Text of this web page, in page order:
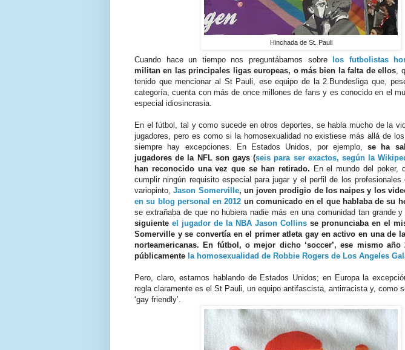
Hinchada de St. Pauli
Cuando hace un tiempo nos preguntábamos sobre los futbolistas
militan en las principales ligas europeas, o más bien la falta de ellos ,
tenido que mencionar al St Pauli, ese equipo de la 2.Bundesliga que,
categoría, cuenta con más de once millones de fans y es conocido en el
especial idiosincrasia.
En el fútbol, tal y como sucede en otros deportes, se habla mucho de la
jugadores, pero es como si la homosexualidad no existiese más allá de
siempre hay excepciones. En Estados Unidos, por ejemplo, se ha
jugadores de la NFL son gays (seis para ser exactos, según la
han reconocido una vez que se han retirado. En el mundo del poker,
cumplir ningún requisito especial para jugar y el perfil de los
variopinto,Jason Somerville, un joven prodigio de los naipes y los
en su blog personal en 2012 un comunicado en el que hablaba de su
se extrañaba de que no hubiera nadie más en una comunidad tan grande
siguiente el jugador de la NBA Jason Collins se pronunciaba en el
Somerville y se convertía en el primer atleta gay en activo en una de
norteamericanas. En fútbol, o mejor dicho ‘soccer’, ese mismo año
públicamente la homosexualidad de Robbie Rogers de Los Angeles
Pero, claro, estamos hablando de Estados Unidos; en Europa la
regla claramente es el St Pauli, un equipo antifascista, antirracista y, como
‘gay friendly’.